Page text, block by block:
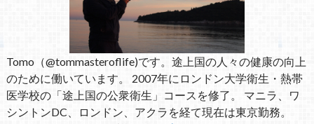
Tomo（@tommasteroflife)です。途上国の人々の健康の向上
のために働いています。 2007年にロンドン大学衛生・熱帯
医学校の「途上国の公衆衛生」コースを修了。 マニラ、ワ
シントンDC、ロンドン、アクラを経て現在は東京勤務。